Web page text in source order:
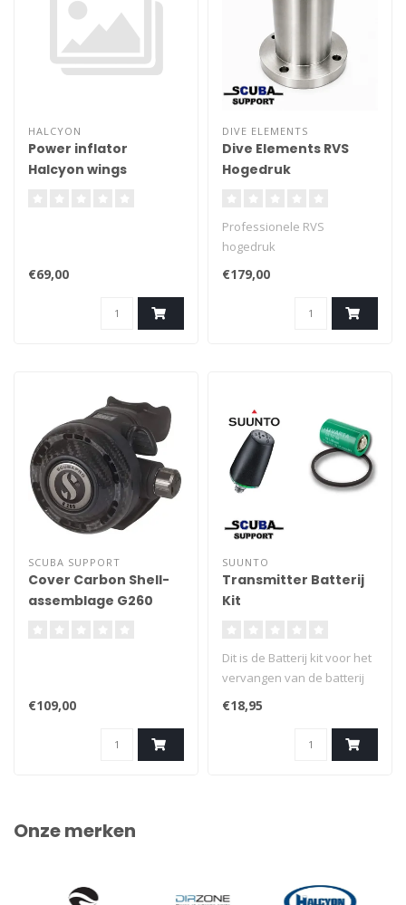
HALCYON
Power inflator
Halcyon wings
€69,00
DIVE ELEMENTS
Dive Elements RVS
Hogedruk
Professionele RVS
hogedruk
werkbankaansluiting voor
het afstellen en testen van
ademautomaten. Voorzien
van G3/4 bovendraad, G1/4
hogedrukkraan.
€179,00
SCUBA SUPPORT
Cover Carbon Shell-
assemblage G260
€109,00
SUUNTO
Transmitter Batterij
Kit
Dit is de Batterij kit voor het
vervangen van de batterij
van je Suunto zender.
Vervang op een
gemakkelijke manier de
batterij van uw Suunto
€18,95
Onze merken